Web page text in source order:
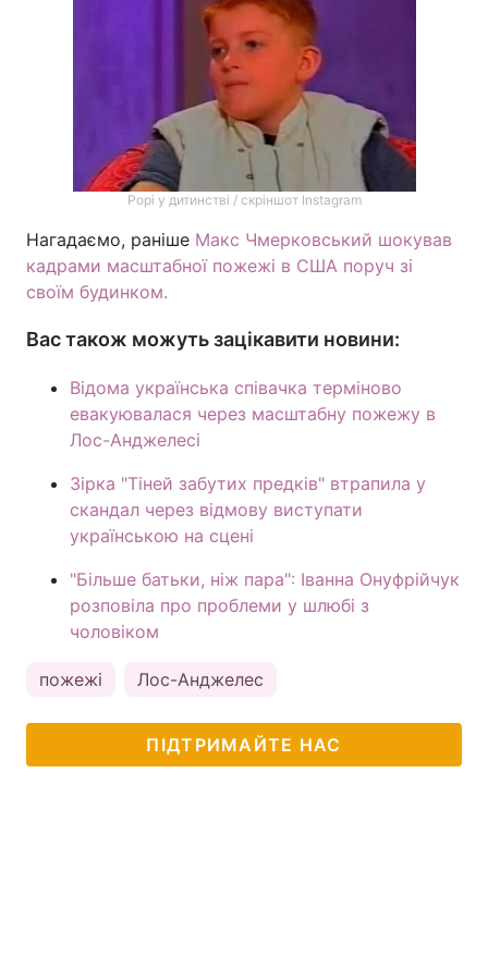
Рорі у дитинстві / скріншот Instagram
Нагадаємо, раніше Макс Чмерковський шокував
кадрами масштабної пожежі в США поруч зі
своїм будинком.
Вас також можуть зацікавити новини:
Відома українська співачка терміново
евакуювалася через масштабну пожежу в
Лос-Анджелесі
Зірка "Тіней забутих предків" втрапила у
скандал через відмову виступати
українською на сцені
"Більше батьки, ніж пара": Іванна Онуфрійчук
розповіла про проблеми у шлюбі з
чоловіком
пожежі Лос-Анджелес
ПІДТРИМАЙТЕ НАС